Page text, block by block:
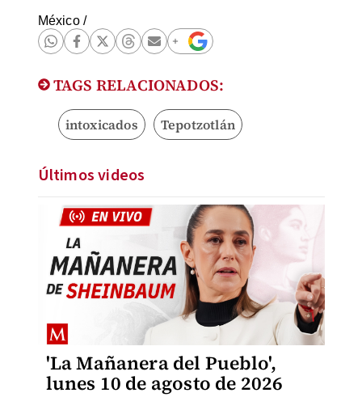
México/
TAGS RELACIONADOS:
intoxicados Tepotzotlán
Últimos videos
'La Mañanera del Pueblo',
lunes 10 de agosto de 2026